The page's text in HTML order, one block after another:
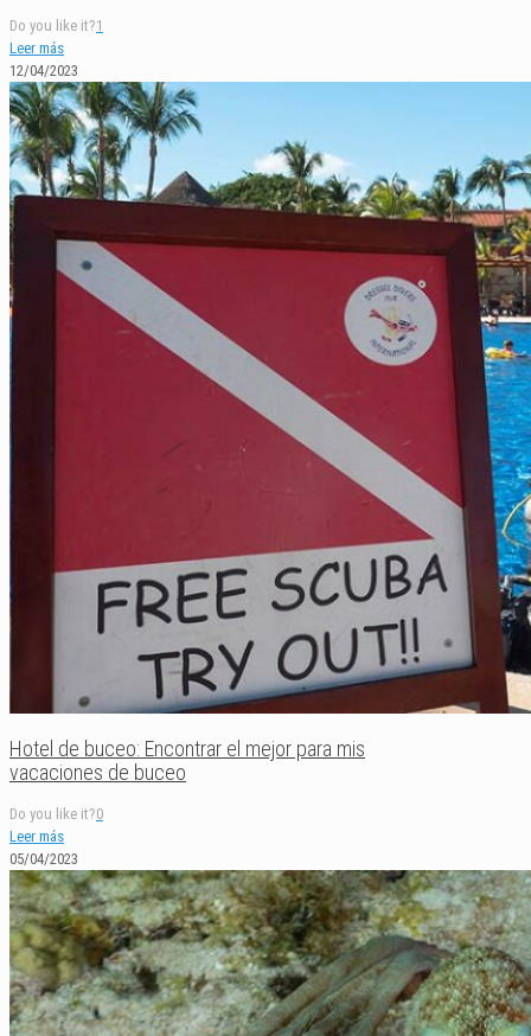
Do you like it?1
Leer más
12/04/2023
Hotel de buceo: Encontrar el mejor para mis
vacaciones de buceo
Do you like it?0
Leer más
05/04/2023